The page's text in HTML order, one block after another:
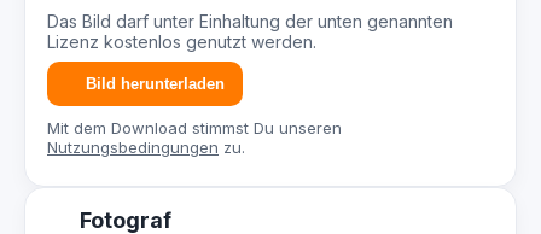
Das Bild darf unter Einhaltung der unten genannten
Lizenz kostenlos genutzt werden.
Bild herunterladen
Mit dem Download stimmst Du unseren
Nutzungsbedingungen zu.
Fotograf